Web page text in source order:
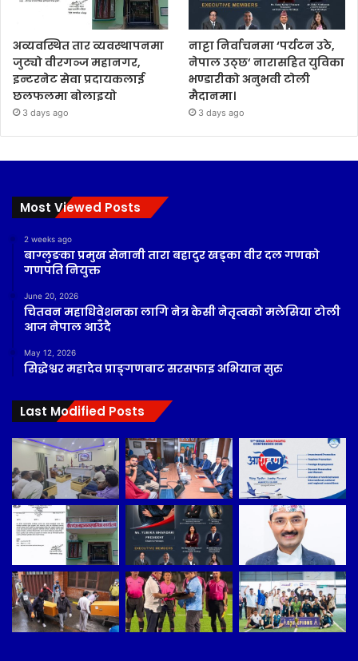
अव्यवस्थित तार व्यवस्थापनमा
जुट्यो वीरगञ्ज महानगर,
इन्टरनेट सेवा प्रदायकलाई
छलफलमा बोलाइयो
3 days ago
नाट्टा निर्वाचनमा ‘पर्यटन उठे,
नेपाल उठ्छ’ नारासहित युविका
भण्डारीको अनुभवी टोली
मैदानमा।
3 days ago
Most Viewed Posts
2 weeks ago
बाग्लुङका प्रमुख सेनानी तारा बहादुर खड्का वीर दल गणको
गणपति नियुक्त
June 20, 2026
चितवन महाधिवेशनका लागि नेत्र केसी नेतृत्वको मलेसिया टोली
आज नेपाल आउँदै
May 12, 2026
सिद्धेश्वर महादेव प्राङ्गणबाट सरसफाइ अभियान सुरु
Last Modified Posts